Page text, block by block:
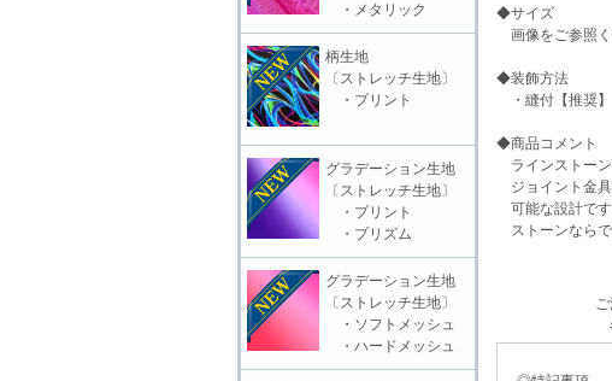
◆サイズ
画像をご参照く
◆装飾方法
・縫付【推奨】
◆商品コメント
ラインストー
ジョイント金具
可能な設計です
ストーンならで
・メタリック
柄生地
〔ストレッチ生地〕
・プリント
グラデーション生地
〔ストレッチ生地〕
・プリント
・プリズム
グラデーション生地
〔ストレッチ生地〕
・ソフトメッシュ
・ハードメッシュ